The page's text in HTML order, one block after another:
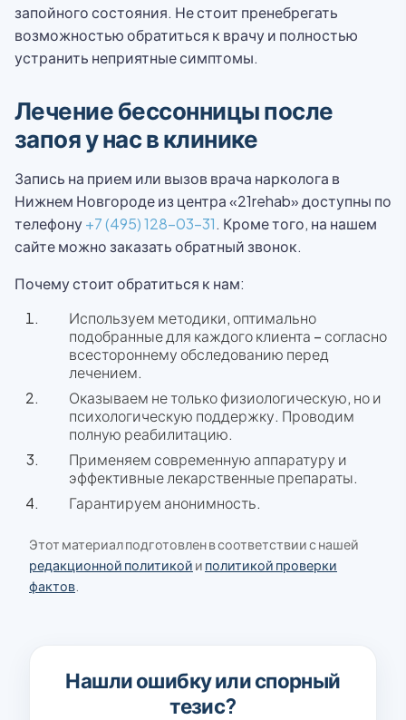
запойного состояния. Не стоит пренебрегать
возможностью обратиться к врачу и полностью
устранить неприятные симптомы.
Лечение бессонницы после
запоя у нас в клинике
Запись на прием или вызов врача нарколога в
Нижнем Новгороде из центра «21rehab» доступны по
телефону+7 (495) 128-03-31. Кроме того, на нашем
сайте можно заказать обратный звонок.
Почему стоит обратиться к нам:
Используем методики, оптимально
подобранные для каждого клиента – согласно
всестороннему обследованию перед
лечением.
Оказываем не только физиологическую, но и
психологическую поддержку. Проводим
полную реабилитацию.
Применяем современную аппаратуру и
эффективные лекарственные препараты.
Гарантируем анонимность.
Этот материал подготовлен в соответствии с нашей
редакционной политикой и политикой проверки
фактов
Нашли ошибку или спорный
тезис?